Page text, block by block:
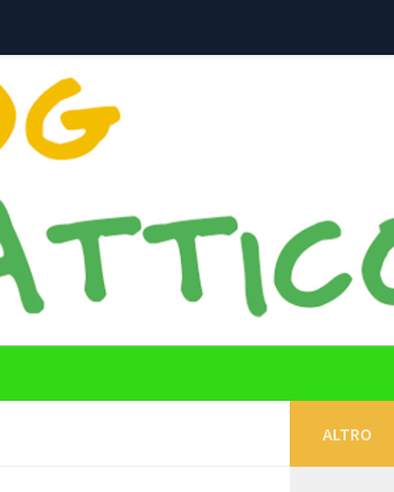
ALTRO